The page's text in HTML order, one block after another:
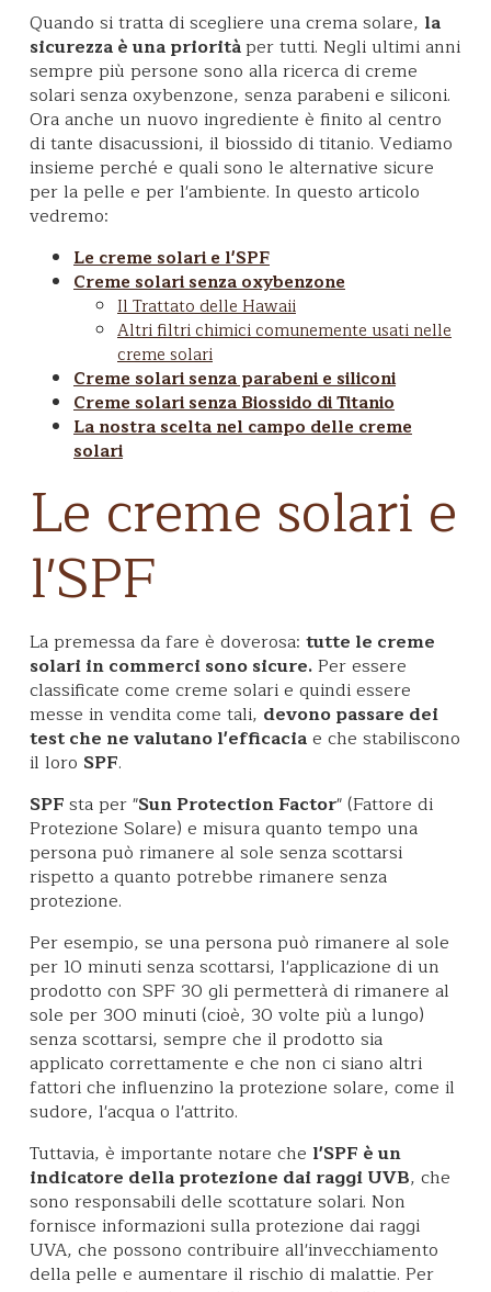
Quando si tratta di scegliere una crema solare, la
sicurezza è una prioritàper tutti. Negli ultimi anni
sempre più persone sono alla ricerca di creme
solari senza oxybenzone, senza parabeni e siliconi.
Ora anche un nuovo ingrediente è finito al centro
di tante disacussioni, il biossido di titanio. Vediamo
insieme perché e quali sono le alternative sicure
per la pelle e per l'ambiente. In questo articolo
vedremo:
Le creme solari e l'SPF
Creme solari senza oxybenzone
Il Trattato delle Hawaii
Altri filtri chimici comunemente usati nelle
creme solari
Creme solari senza parabeni e siliconi
Creme solari senza Biossido di Titanio
La nostra scelta nel campo delle creme
solari
Le creme solari e
l'SPF
La premessa da fare è doverosa: tutte le creme
solari in commerci sono sicure.Per essere
classificate come creme solari e quindi essere
messe in vendita come tali, devono passare dei
test che ne valutano l'efficaciae che stabiliscono
il loro SPF.
SPFsta per "Sun Protection Factor" (Fattore di
Protezione Solare) e misura quanto tempo una
persona può rimanere al sole senza scottarsi
rispetto a quanto potrebbe rimanere senza
protezione.
Per esempio, se una persona può rimanere al sole
per 10 minuti senza scottarsi, l'applicazione di un
prodotto con SPF 30 gli permetterà di rimanere al
sole per 300 minuti (cioè, 30 volte più a lungo)
senza scottarsi, sempre che il prodotto sia
applicato correttamente e che non ci siano altri
fattori che influenzino la protezione solare, come il
sudore, l'acqua o l'attrito.
Tuttavia, è importante notare che l'SPF è un
indicatore della protezione dai raggi UVB, che
sono responsabili delle scottature solari. Non
fornisce informazioni sulla protezione dai raggi
UVA, che possono contribuire all'invecchiamento
della pelle e aumentare il rischio di malattie. Per